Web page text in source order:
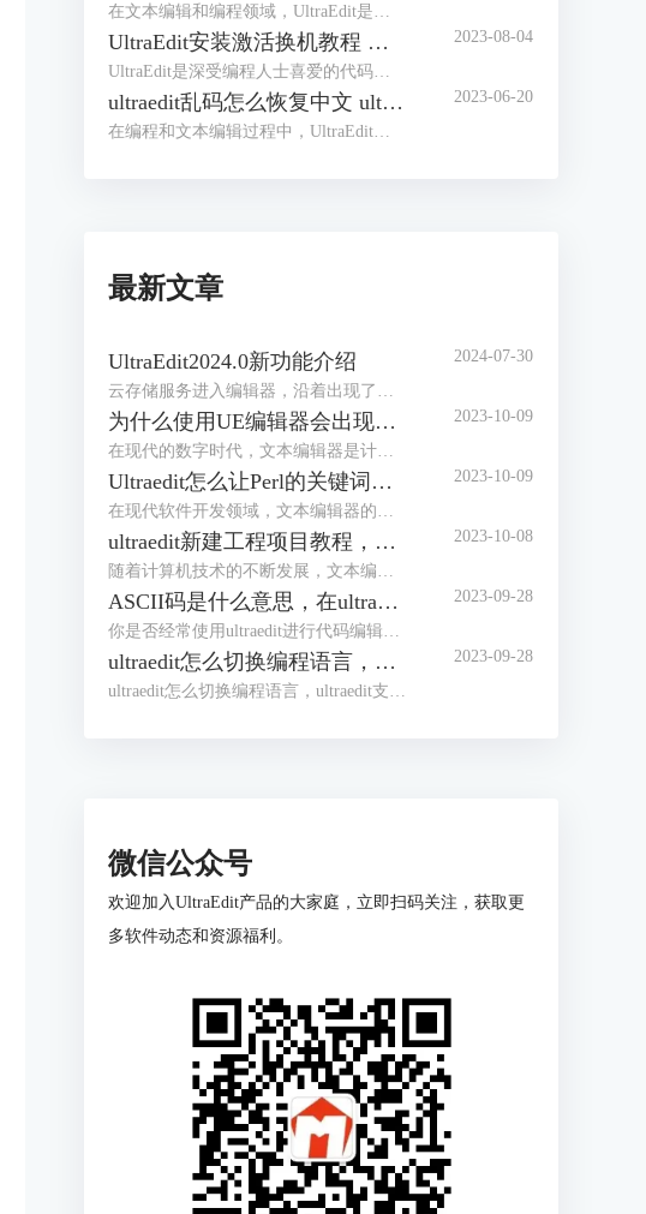
在文本编辑和编程领域，UltraEdit是一款广受欢迎的文本编辑器，它具有强大的功能和灵活的操作，可以提高工作效率。本文将介绍UltraEdit替换换行符，UltraEdit替换功能的内容。
UltraEdit安装激活换机教程 如何生成脱机许可证
UltraEdit是深受编程人士喜爱的代码编辑器之一，简洁干净的工作界面，标配的语法高亮功能，代码折叠等高效编程功能，并且，还支持HTML、PHP和JavaScript等语法，让代码编辑、文档内容处理更加方便。
2023-08-04
ultraedit乱码怎么恢复中文 ultraedit中文乱码如何设置
在编程和文本编辑过程中，UltraEdit是一款常用的高效编辑器，其强大的功能和易用性得到了全球数以百万计的用户的信赖。然而，我们可能会在使用中遇到一些问题，比如文档的中文乱码。在这篇文章中，我们将解答ultraedit乱码怎么恢复中文，ultraedit中文乱码如何设置的问题。
2023-06-20
最新文章
UltraEdit2024.0新功能介绍
云存储服务进入编辑器，沿着出现了编写脚本和自动化工作流的新方法。
2024-07-30
为什么使用UE编辑器会出现应用错误，Ultraedit应用程序错误怎么办
在现代的数字时代，文本编辑器是计算机用户不可或缺的工具之一。UltraEdit（UE）作为一款备受欢迎的文本编辑器，为用户提供了丰富的功能和出色的编辑体验。然而，有时用户可能会遇到应用程序错误的问题，这不仅影响了工作效率，还让人感到困扰。本文将深入研究为什么使用UE编辑器会出现应用错误，Ultraedit应用程序错误怎么办。同时，我们还将分享一些防止UE编辑器报错的实用技巧，以确保你的编辑体验始终顺畅无阻。
2023-10-09
Ultraedit怎么让Perl的关键词高亮，Ultraedit里的Python语法高亮怎么做
在现代软件开发领域，文本编辑器的选择对于程序员来说至关重要。UltraEdit（UE）作为一款功能强大的文本编辑器，提供了丰富的功能，其中包括语法高亮。本文将深入研究如何在UltraEdit中实现Perl关键词的高亮显示，以及如何设置Python语法高亮。此外，我们还将探讨语法高亮对开发人员的好处。让我们一起来学习这些有关UltraEdit的技巧和优势。
2023-10-09
ultraedit新建工程项目教程，UE怎么管理工程项目文件
随着计算机技术的不断发展，文本编辑器成为程序员和开发人员的得力助手。而UltraEdit（UE）作为其中的佼佼者，为用户提供了丰富的功能和强大的工程项目管理能力。本文将深入探讨如何在UltraEdit中新建工程项目，以及UE如何高效管理工程项目文件。让我们一起来学习，为你的项目管理提供更多便捷和效率。
2023-10-08
ASCII码是什么意思，在ultraedit如何找到ASCII码
你是否经常使用ultraedit进行代码编辑？或者你是否对“ASCII码是什么意思，在ultraedit如何找到ASCII码”这个问题产生过疑惑？本文将一一解答你的疑问，教你如何更高效地在ultraedit和UE编辑器中使用ASCII码。
2023-09-28
ultraedit怎么切换编程语言，ultraedit支持哪些编程语言
ultraedit怎么切换编程语言，ultraedit支持哪些编程语言——这不仅是新手经常提出的问题，也是许多编程老鸟都关心的话题。在本篇文章中，我们将一探究竟。
2023-09-28
微信公众号
欢迎加入UltraEdit产品的大家庭，立即扫码关注，获取更
多软件动态和资源福利。